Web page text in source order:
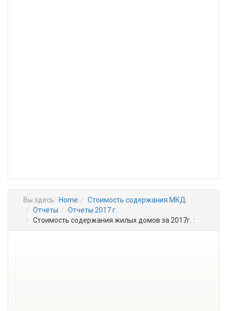
Вы здесь: Home
Стоимость содержания МКД
Отчеты
Отчеты 2017 г.
Стоимость содержания жилых домов за 2017г. :